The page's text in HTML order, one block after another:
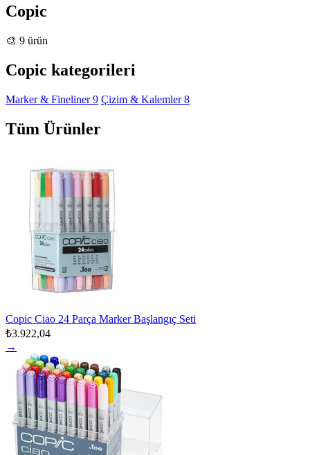
Copic
🎨 9 ürün
Copic kategorileri
Marker & Fineliner9 Çizim & Kalemler8
Tüm Ürünler
Copic Ciao 24 Parça Marker Başlangıç Seti
₺3.922,04
→